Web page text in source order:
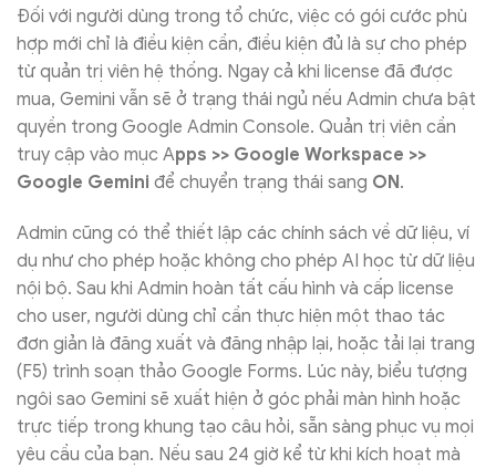
Đối với người dùng trong tổ chức, việc có gói cước phù
hợp mới chỉ là điều kiện cần, điều kiện đủ là sự cho phép
từ quản trị viên hệ thống. Ngay cả khi license đã được
mua, Gemini vẫn sẽ ở trạng thái ngủ nếu Admin chưa bật
quyền trong Google Admin Console. Quản trị viên cần
truy cập vào mục Apps >> Google Workspace >>
Google Gemini để chuyển trạng thái sang ON.
Admin cũng có thể thiết lập các chính sách về dữ liệu, ví
dụ như cho phép hoặc không cho phép AI học từ dữ liệu
nội bộ. Sau khi Admin hoàn tất cấu hình và cấp license
cho user, người dùng chỉ cần thực hiện một thao tác
đơn giản là đăng xuất và đăng nhập lại, hoặc tải lại trang
(F5) trình soạn thảo Google Forms. Lúc này, biểu tượng
ngôi sao Gemini sẽ xuất hiện ở góc phải màn hình hoặc
trực tiếp trong khung tạo câu hỏi, sẵn sàng phục vụ mọi
yêu cầu của bạn. Nếu sau 24 giờ kể từ khi kích hoạt mà